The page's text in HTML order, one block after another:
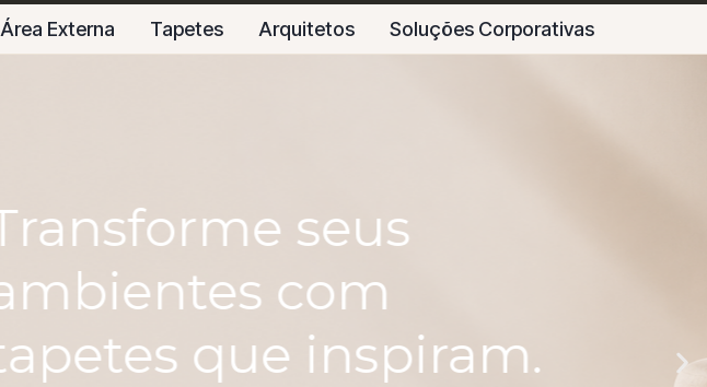
Área Externa Tapetes Arquitetos Soluções Corporativas